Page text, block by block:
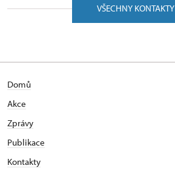
VŠECHNY KONTAKTY
Domů
Akce
Zprávy
Publikace
Kontakty